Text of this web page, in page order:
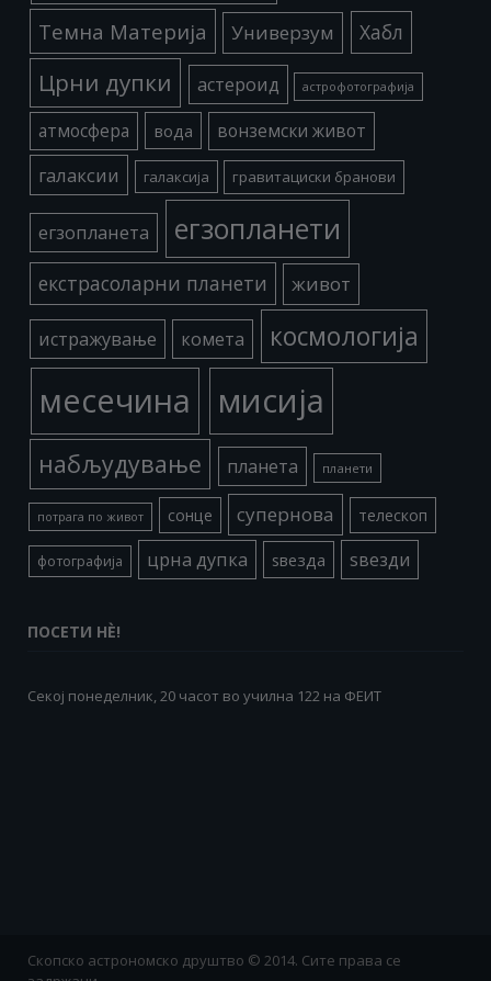
Темна Материја Универзум Хабл
Црни дупки астероид астрофотографија
атмосфера вода вонземски живот
галаксии галаксија гравитациски бранови
егзопланета егзопланети
екстрасоларни планети живот
истражување комета космологија
месечина мисија
набљудување планета планети
потрага по живот сонце супернова телескоп
фотографија црна дупка ѕвезда ѕвезди
ПОСЕТИ НÈ!
Секој понеделник, 20 часот во училна 122 на ФЕИТ
Скопско астрономско друштво © 2014. Сите права се